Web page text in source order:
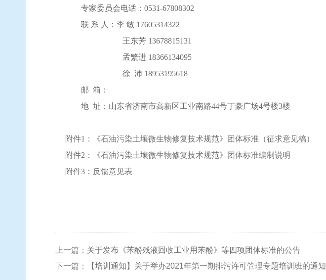
专家委员会电话 ： 0531-67808302
联 系 人 ： 李 敏 17605314322
王东芳 13678815131
孟繁进 18366134095
徐 沛 18953195618
邮 箱 ：
地 址：山东省济南市高新区工业南路44号丁豪广场4号楼3楼
附件1：
《石油污染土壤微生物修复技术规范》团体标准（征求意见稿）
附件2：
《石油污染土壤微生物修复技术规范》团体标准编制说明
附件3： 反馈意见表
上一篇：关于发布《苯酚残液回收工业用苯酚》等四项团体标准的公告
下一篇：【培训通知】关于举办2021年第一期排污许可管理专题培训班的通知